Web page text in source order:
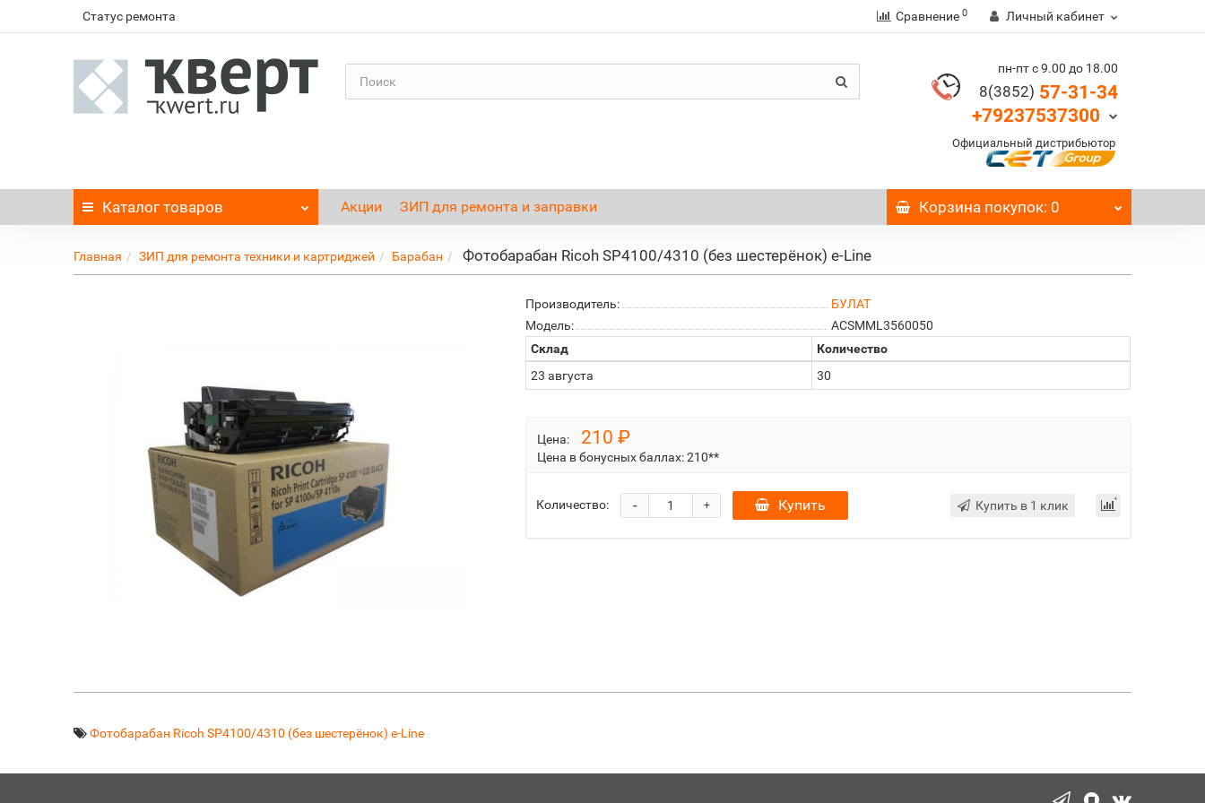
Статус ремонта Сравнение 0 Личный кабинет
пн-пт с 9.00 до 18.00
8(3852) 57-31-34
+79237537300
Официальный дистрибьютор
Каталог товаров Акции ЗИП для ремонта и заправки Корзина покупок: 0
Главная ЗИП для ремонта техники и картриджей Барабан Фотобарабан Ricoh SP4100/4310 (без шестерёнок) e-Line
Производитель:
БУЛАТ
Модель:
ACSMML3560050
Склад
Количество
23 августа
30
Цена: 210 ₽
Цена в бонусных баллах:210**
Количество: +
- Купить Купить в 1 клик
Фотобарабан Ricoh SP4100/4310 (без шестерёнок) e-Line